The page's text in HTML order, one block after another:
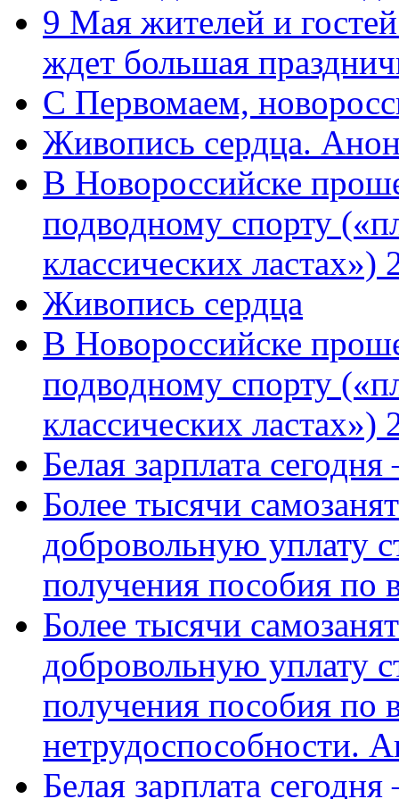
9 Мая жителей и
ждет большая
C Первомаем,
Живопись сердца.
В Новороссийске
подводному спорту
классических
Живопись сердца
В Новороссийске
подводному спорту
классических ластах»)
Белая зарплата
Более тысячи
добровольную уплату
получения пособия по
Более тысячи
добровольную уплату
получения пособия по
нетрудоспособности.
Белая зарплата